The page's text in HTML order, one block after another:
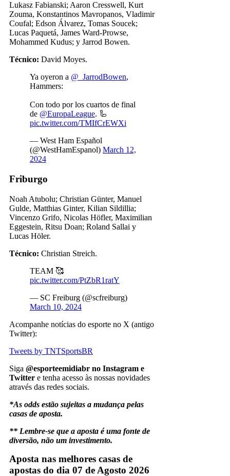
Lukasz Fabianski; Aaron Cresswell, Kurt
Zouma, Konstantinos Mavropanos, Vladimir
Coufal; Edson Álvarez, Tomas Soucek;
Lucas Paquetá, James Ward-Prowse,
Mohammed Kudus; y Jarrod Bowen.
Técnico: David Moyes.
Ya oyeron a @_JarrodBowen,
Hammers:
Con todo por los cuartos de final
de @EuropaLeague. 🦾
pic.twitter.com/TMIfCrEWXi
— West Ham Español
(@WestHamEspanol) March 12,
2024
Friburgo
Noah Atubolu; Christian Günter, Manuel
Gulde, Matthias Ginter, Kilian Sildillia;
Vincenzo Grifo, Nicolas Höfler, Maximilian
Eggestein, Ritsu Doan; Roland Sallai y
Lucas Höler.
Técnico: Christian Streich.
TEAM 🥰
pic.twitter.com/PtZbR1ratY
— SC Freiburg (@scfreiburg)
March 10, 2024
Acompanhe notícias do esporte no X (antigo
Twitter):
Tweets by TNTSportsBR
Siga @esporteemidiabr no Instagram e
Twitter e tenha acesso às nossas novidades
através das redes sociais.
*As odds estão sujeitas a mudança pelas
casas de aposta.
** Lembre-se que a aposta é uma fonte de
diversão, não um investimento.
Aposta nas melhores casas de
apostas do dia 07 de Agosto 2026